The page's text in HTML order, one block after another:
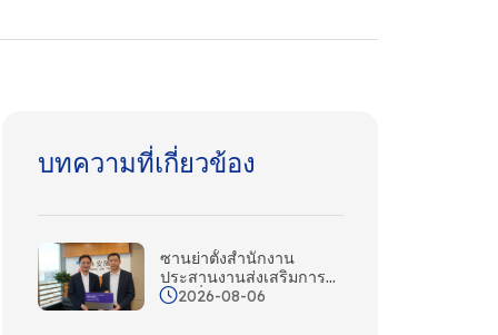
บทความที่เกี่ยวข้อง
ซานย่าตั้งสํานักงาน
ประสานงานส่งเสริมการ
ท่องเที่ยวในฮ่องกงร่วมกับ
2026-08-06